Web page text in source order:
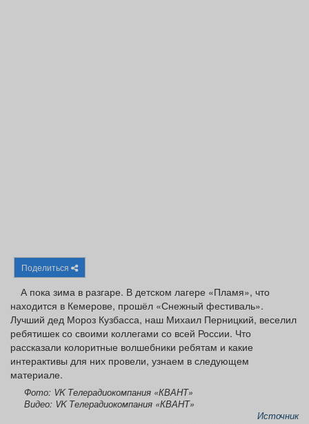
Поделиться
А пока зима в разгаре. В детском лагере «Пламя», что
находится в Кемерове, прошёл «Снежный фестиваль».
Лучший дед Мороз Кузбасса, наш Михаил Перницкий, веселил
ребятишек со своими коллегами со всей России. Что
рассказали колоритные волшебники ребятам и какие
интерактивы для них провели, узнаем в следующем
материале.
Фото: VK Телерадиокомпания «КВАНТ»
Видео: VK Телерадиокомпания «КВАНТ»
Источник